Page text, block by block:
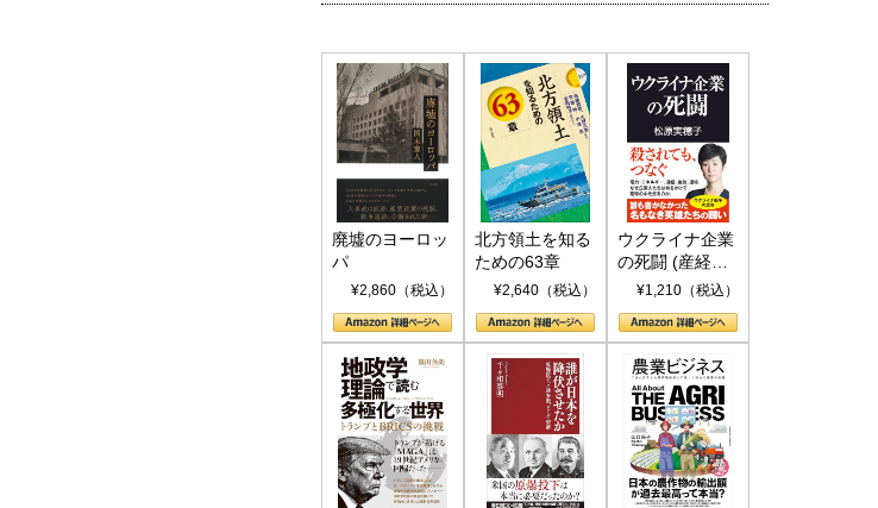
廃墟のヨーロッ
パ
¥2,860（税込）
北方領土を知る
ための63章
¥2,640（税込）
ウクライナ企業
の死闘 (産経セ
レクト S 039)
¥1,210（税込）